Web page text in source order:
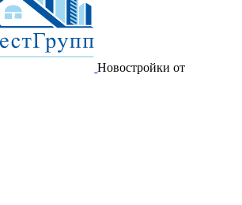
Новостройки от